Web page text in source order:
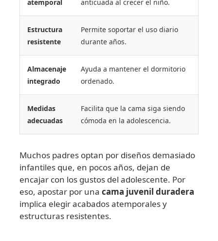
atemporal anticuada al crecer el niño.
Estructura
resistente
Permite soportar el uso diario
durante años.
Almacenaje
integrado
Ayuda a mantener el dormitorio
ordenado.
Medidas
adecuadas
Facilita que la cama siga siendo
cómoda en la adolescencia.
Muchos padres optan por diseños demasiado
infantiles que, en pocos años, dejan de
encajar con los gustos del adolescente. Por
eso, apostar por una cama juvenil duradera
implica elegir acabados atemporales y
estructuras resistentes.